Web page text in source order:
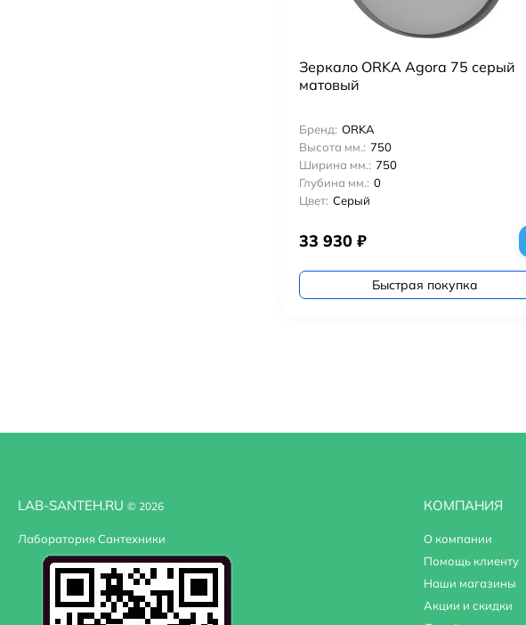
Зеркало ORKA Agora 75 серый
матовый
Бренд: ORKA
Высота мм.: 750
Ширина мм.: 750
Глубина мм.: 0
Цвет: Серый
33 930 ₽
Быстрая покупка
LAB-SANTEH.RU © 2026
Лаборатория Сантехники
КОМПАНИЯ
О компании
Помощь клиенту
Наши магазины
Акции и скидки